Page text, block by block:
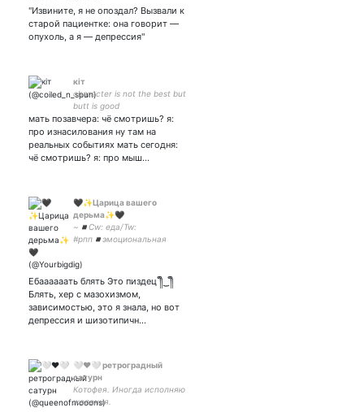
"Извините, я не опоздал? Вызвали к
старой пациентке: она говорит —
опухоль, а я — депрессия"
кiт
character is not the best but
butt is good
мать позавчера: чё смотришь? я:
про изнасилования ну там на
реальных событиях мать сегодня:
чё смотришь? я: про мыш…
🖤✨Царица вашего
дерьма✨🖤
~◾Cw: еда/Tw:
#рпп◾эмоциональная
#взаимная🌙попытка в
ремиссию◾иногда пишу
стихи◾~ ~◾Закрытка:
Ебаааааать блять Это пиздец ༎ຶ‿༎ຶ
Блять, хер с мазохизмом,
зависимостью, это я знала, но вот
депрессия и шизотипичн…
🤍❤️🤍 ретроградный
сатурн
Котофея. Иногда исполняю
желания.